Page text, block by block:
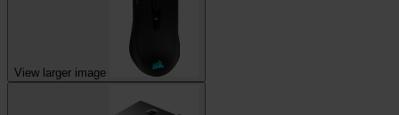
View larger image